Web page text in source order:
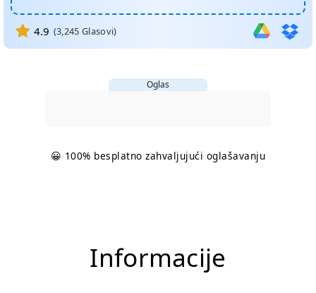
4.9 (3,245 Glasovi)
Oglas
😀 100% besplatno zahvaljujući oglašavanju
Informacije